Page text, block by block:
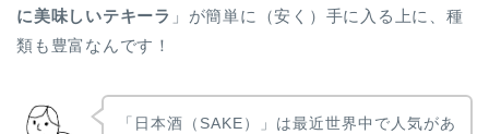
に美味しいテキーラ 」が簡単に（安く）手に入る上に、種
類も豊富なんです！
「日本酒（SAKE）」は最近世界中で人気があ